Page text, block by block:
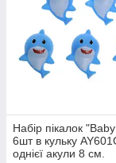
Набір пікалок
6шт в кульку
однієї акули 8 см.